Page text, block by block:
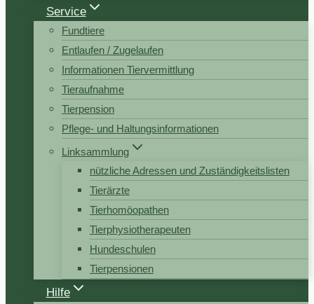
Service
Fundtiere
Entlaufen / Zugelaufen
Informationen Tiervermittlung
Tieraufnahme
Tierpension
Pflege- und Haltungsinformationen
Linksammlung
nützliche Adressen und Zuständigkeitslisten
Tierärzte
Tierhomöopathen
Tierphysiotherapeuten
Hundeschulen
Tierpensionen
Hilfe